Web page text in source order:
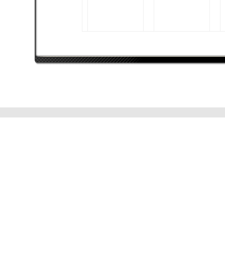
nVidia GeForce 8800
GTX